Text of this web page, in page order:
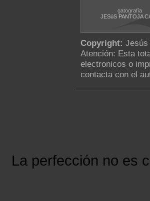
gatografía
JESúS PANTOJA
Copyright: Jesús
Atención: Esta
electronicos o
contacta con el
La perfección no es